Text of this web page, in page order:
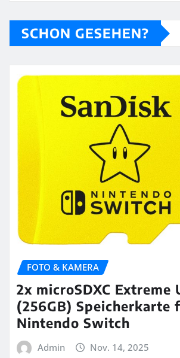
SCHON GESEHEN?
FOTO & KAMERA
2x microSDXC Extreme
(256GB) Speicherkarte
Nintendo Switch
Admin Nov. 14, 2025